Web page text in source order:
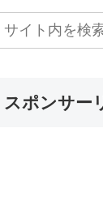
スポンサー